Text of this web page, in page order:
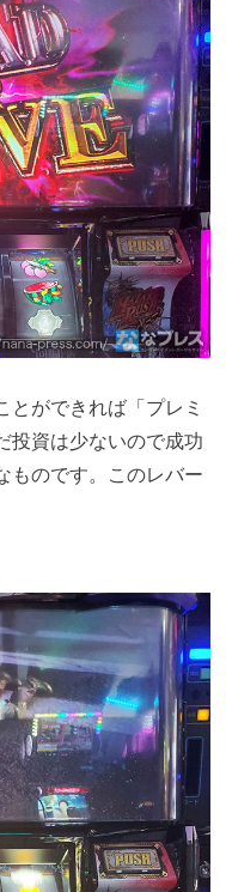
とができれば「プレミ
投資は少ないので成功
ものです。このレバー